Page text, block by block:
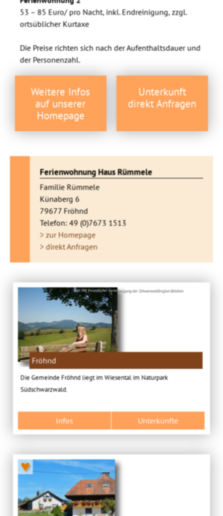
53 – 85 Euro/ pro Nacht, inkl. Endreinigung, zzgl.
ortsüblicher Kurtaxe
Die Preise richten sich nach der Aufenthaltsdauer und
der Personenzahl.
Weitere Infos
auf unserer
Homepage
Unterkunft
direkt Anfragen
Ferienwohnung Haus Rümmele
Familie Rümmele
Künaberg 6
79677 Fröhnd
Telefon: 49 (0)7673 1513
> zur Homepage
> direkt Anfragen
Bild: Mit freundlicher Genehmigung der Schwarzwaldregion Belchen
Fröhnd
Die Gemeinde Fröhnd liegt im Wiesental im Naturpark
Südschwarzwald.
Infos Unterkünfte
♥